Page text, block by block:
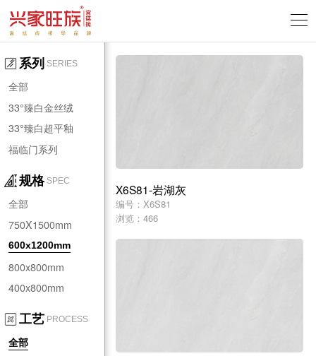
系列 SERIES
全部
33°臻白金丝绒
33°臻白超平釉
福临门系列
规格 SPEC
全部
750X1500mm
600x1200mm
800x800mm
400x800mm
工艺 PROCESS
全部
X6S81-岩湖灰
编号：X6S81
浏览：466